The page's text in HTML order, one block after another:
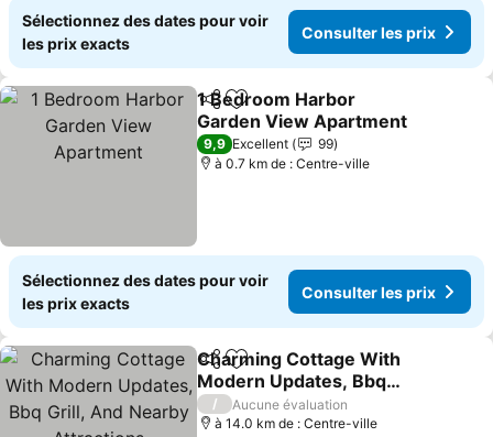
Sélectionnez des dates pour voir
les prix exacts
Consulter les prix
PartagerAjouter à mes favoris
1 Bedroom Harbor
Garden View Apartment
Consulter les prix
9,9 Excellent
99
à 0.7 km de : Centre-ville
Sélectionnez des dates pour voir
les prix exacts
Consulter les prix
PartagerAjouter à mes favoris
Charming Cottage With
Modern Updates, Bbq
Grill, And Nearby
Attractions
Consulter les prix
/
Aucune évaluation
à 14.0 km de : Centre-ville